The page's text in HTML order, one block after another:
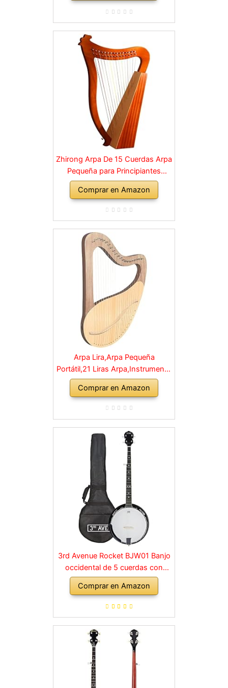
para amantes de la música,
Zhirong Arpa De 15 Cuerdas Arpa
Pequeña para Principiantes
Instrumentos De Cuerda De
Madera con Llave Ajustable Bolsa
Negra con (Color : Brown, Size :
Comprar en Amazon
Arpa Lira,Arpa Pequeña
Portátil,21 Liras Arpa,Instrumento
De Cuerda,Instrumento Caoba
con Cuerdas,Lira,Fácil De
Operar,con Llave De Afinación Y
la música
Comprar en Amazon
3rd Avenue Rocket BJW01 Banjo
occidental de 5 cuerdas con
bolso
Comprar en Amazon